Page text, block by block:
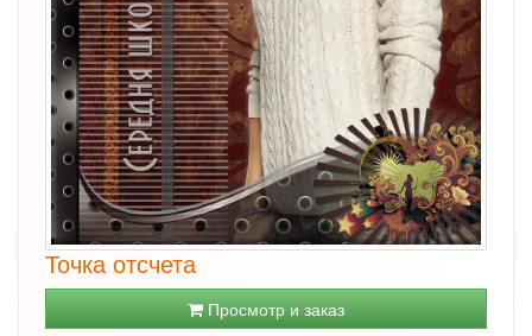
Точка отсчета
Просмотр и заказ